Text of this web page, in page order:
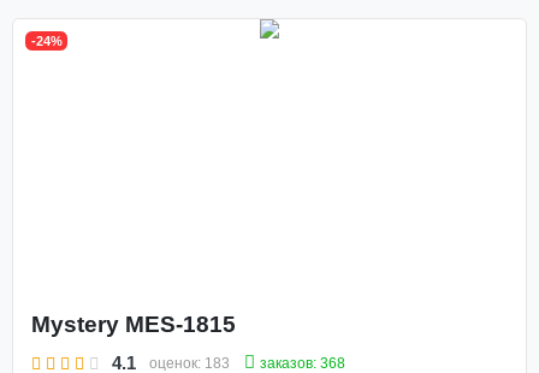
-24%
Mystery MES-1815
4.1 оценок: 183 заказов: 368